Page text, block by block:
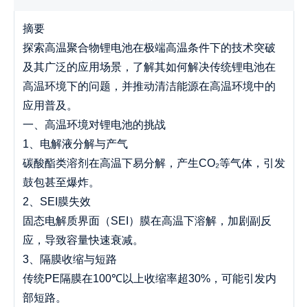
摘要
探索高温聚合物锂电池在极端高温条件下的技术突破
及其广泛的应用场景，了解其如何解决传统锂电池在
高温环境下的问题，并推动清洁能源在高温环境中的
应用普及。
一、高温环境对锂电池的挑战
1、电解液分解与产气
碳酸酯类溶剂在高温下易分解，产生CO₂等气体，引发
鼓包甚至爆炸。
2、SEI膜失效
固态电解质界面（SEI）膜在高温下溶解，加剧副反
应，导致容量快速衰减。
3、隔膜收缩与短路
传统PE隔膜在100℃以上收缩率超30%，可能引发内
部短路。